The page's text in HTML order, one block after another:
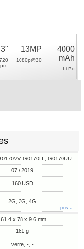
pix.
13MP
1080p@30
4000
mAh
Li-Po
G0170LL, G0170UU
07 / 2019
160 USD
2G, 3G, 4G
plus ↓
x 78 x 9.6 mm
181 g
verre, -, -